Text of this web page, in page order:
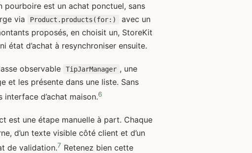
est un achat ponctuel, sans
via
Product.products(for:)
avec un
proposés, en choisit un, StoreKit
état d’achat à resynchroniser ensuite.
observable TipJarManager , une
et les présente dans une liste. Sans
d’achat maison.6
est une étape manuelle à part. Chaque
d’un texte visible côté client et d’un
de validation.7 Retenez bien cette